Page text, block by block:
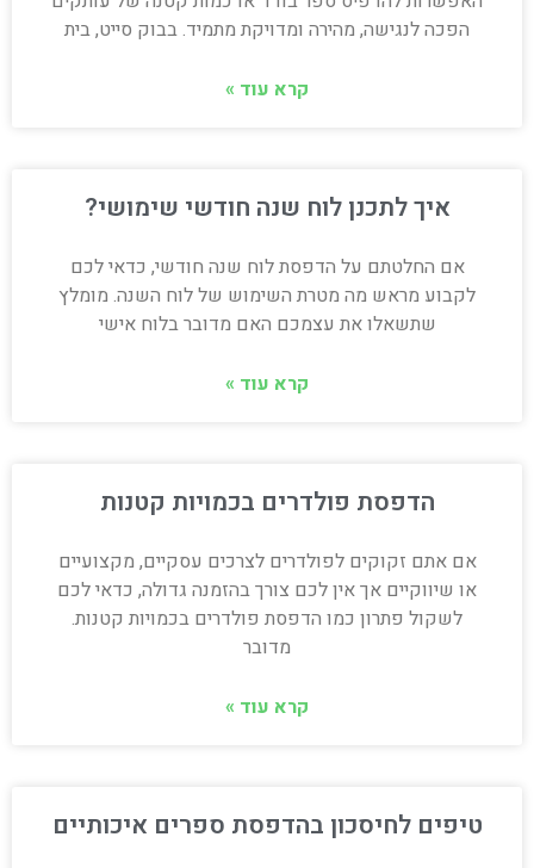
הפכה לנגישה, מהירה ומדויקת מתמיד. בבוק סייט, בית
קרא עוד »
איך לתכנן לוח שנה חודשי שימושי?
אם החלטתם על הדפסת לוח שנה חודשי, כדאי לכם
לקבוע מראש מה מטרת השימוש של לוח השנה. מומלץ
שתשאלו את עצמכם האם מדובר בלוח אישי
קרא עוד »
הדפסת פולדרים בכמויות קטנות
אם אתם זקוקים לפולדרים לצרכים עסקיים, מקצועיים
או שיווקיים אך אין לכם צורך בהזמנה גדולה, כדאי לכם
לשקול פתרון כמו הדפסת פולדרים בכמויות קטנות.
מדובר
קרא עוד »
טיפים לחיסכון בהדפסת ספרים איכותיים